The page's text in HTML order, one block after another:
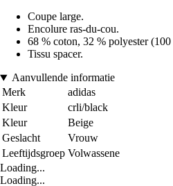
Coupe large.
Encolure ras-du-cou.
68 % coton, 32 % polyester
Tissu spacer.
Aanvullende informatie
Merk
adidas
Kleur
crli/black
Kleur
Beige
Geslacht
Vrouw
Leeftijdsgroep Volwassene
Loading...
Loading...